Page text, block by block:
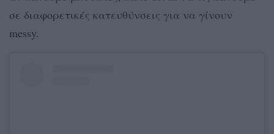
σε διαφορετικές κατευθύνσεις για να γίνουν
messy.